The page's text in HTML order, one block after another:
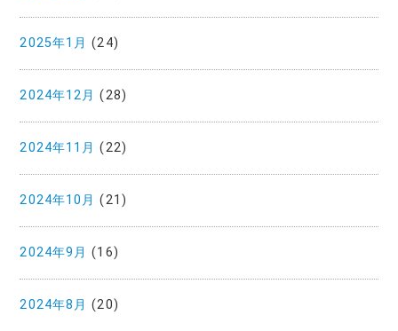
2025年1月 (24)
2024年12月 (28)
2024年11月 (22)
2024年10月 (21)
2024年9月 (16)
2024年8月 (20)